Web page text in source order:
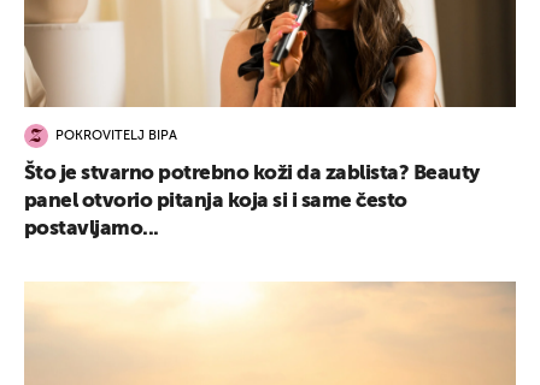
POKROVITELJ BIPA
Što je stvarno potrebno koži da zablista? Beauty
panel otvorio pitanja koja si i same često
postavljamo...